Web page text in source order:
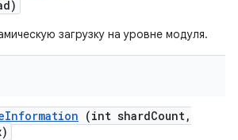
загрузку на уровне модуля.
Information (int shardCount,